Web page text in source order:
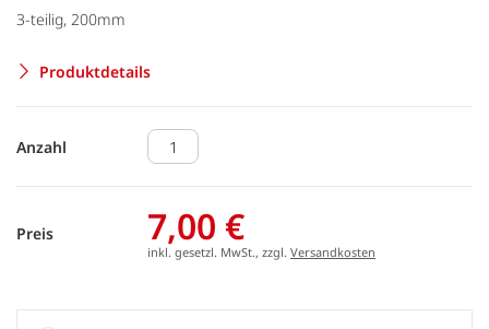
3-teilig, 200mm
Produktdetails
Anzahl
Preis 7,00 €
inkl. gesetzl. MwSt., zzgl. Versandkosten